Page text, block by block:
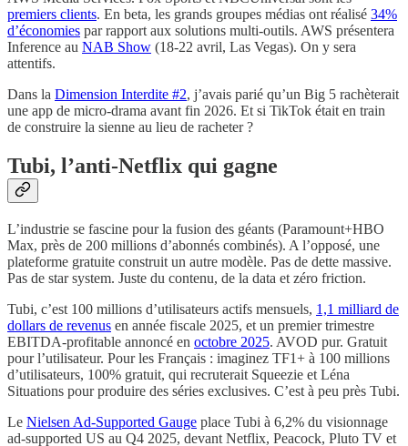
premiers clients. En beta, les grands groupes médias ont réalisé 34%
d’économies par rapport aux solutions multi-outils. AWS présentera
Inference au NAB Show (18-22 avril, Las Vegas). On y sera
attentifs.
Dans la Dimension Interdite #2, j’avais parié qu’un Big 5 rachèterait
une app de micro-drama avant fin 2026. Et si TikTok était en train
de construire la sienne au lieu de racheter ?
Tubi, l’anti-Netflix qui gagne
L’industrie se fascine pour la fusion des géants (Paramount+HBO
Max, près de 200 millions d’abonnés combinés). A l’opposé, une
plateforme gratuite construit un autre modèle. Pas de dette massive.
Pas de star system. Juste du contenu, de la data et zéro friction.
Tubi, c’est 100 millions d’utilisateurs actifs mensuels, 1,1 milliard de
dollars de revenus en année fiscale 2025, et un premier trimestre
EBITDA-profitable annoncé en octobre 2025. AVOD pur. Gratuit
pour l’utilisateur. Pour les Français : imaginez TF1+ à 100 millions
d’utilisateurs, 100% gratuit, qui recruterait Squeezie et Léna
Situations pour produire des séries exclusives. C’est à peu près Tubi.
Le Nielsen Ad-Supported Gauge place Tubi à 6,2% du visionnage
ad-supported US au Q4 2025, devant Netflix, Peacock, Pluto TV et